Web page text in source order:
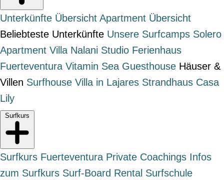
Unterkünfte Übersicht Apartment Übersicht
Beliebteste Unterkünfte Unsere Surfcamps Solero
Apartment Villa Nalani Studio Ferienhaus
Fuerteventura Vitamin Sea Guesthouse Häuser &
Villen Surfhouse Villa in Lajares Strandhaus Casa
Lily
Surfkurs
Surfkurs Fuerteventura Private Coachings Infos
zum Surfkurs Surf-Board Rental Surfschule